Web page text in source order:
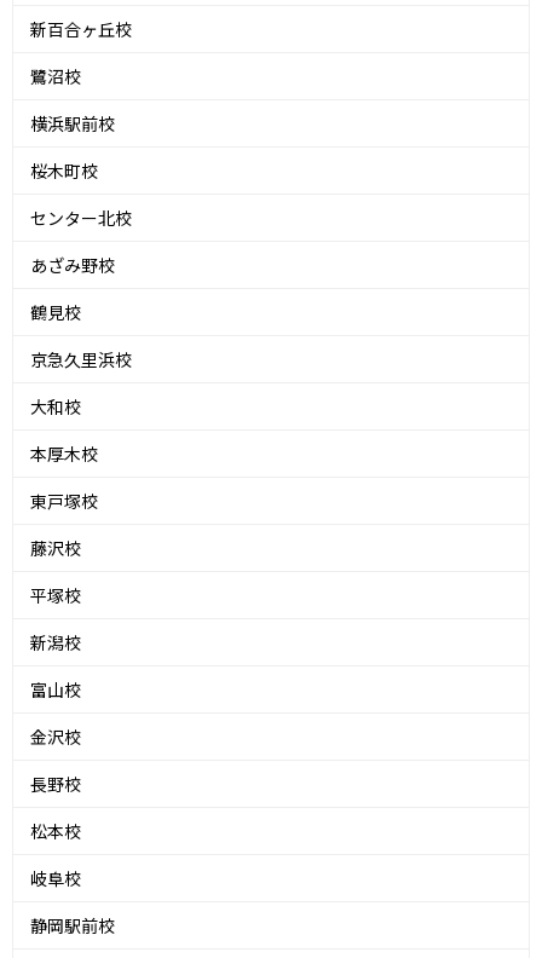
新百合ヶ丘校
鷺沼校
横浜駅前校
桜木町校
センター北校
あざみ野校
鶴見校
京急久里浜校
大和校
本厚木校
東戸塚校
藤沢校
平塚校
新潟校
富山校
金沢校
長野校
松本校
岐阜校
静岡駅前校